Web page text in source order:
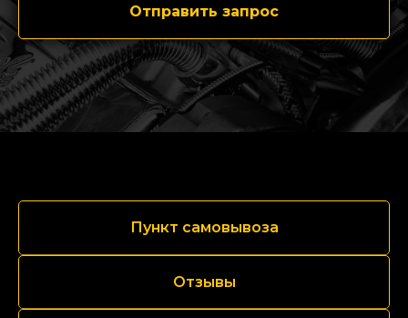
Отправить запрос
Пункт самовывоза
Отзывы